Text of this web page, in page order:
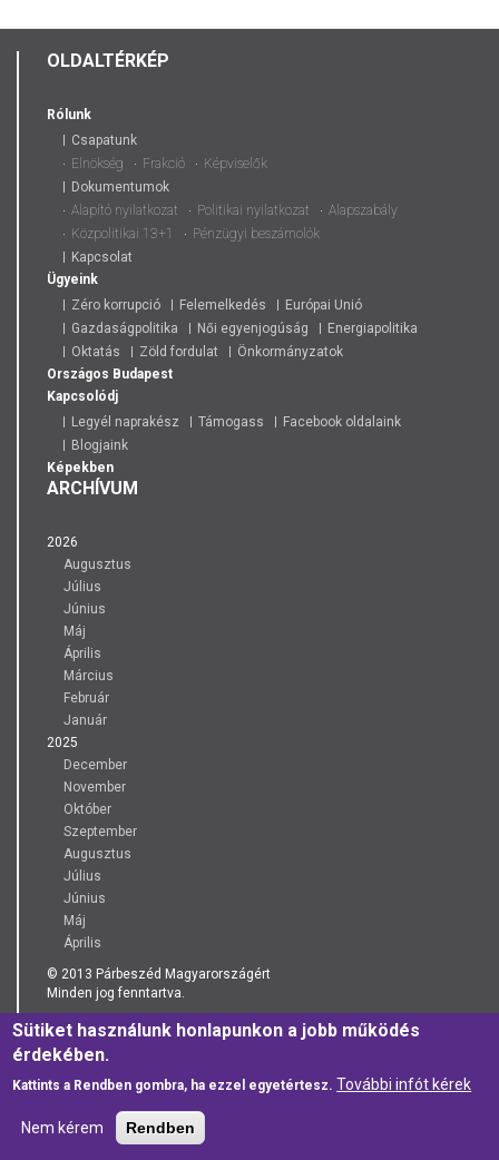
OLDALTÉRKÉP
Rólunk
Csapatunk
Elnökség
Frakció
Képviselők
Dokumentumok
Alapító nyilatkozat
Politikai nyilatkozat
Alapszabály
Közpolitikai 13+1
Pénzügyi beszámolók
Kapcsolat
Ügyeink
Zéro korrupció
Felemelkedés
Európai Unió
Gazdaságpolitika
Női egyenjogúság
Energiapolitika
Oktatás
Zöld fordulat
Önkormányzatok
Országos Budapest
Kapcsolódj
Legyél naprakész
Támogass
Facebook oldalaink
Blogjaink
Képekben
ARCHÍVUM
2026
Augusztus
Július
Június
Máj
Április
Március
Február
Január
2025
December
November
Október
Szeptember
Augusztus
Július
Június
Máj
Április
© 2013 Párbeszéd Magyarországért
Minden jog fenntartva.
Adománygyűjtési és Adományszervezési Kódex
Adatkezelési Tájékoztató
Sütiket használunk honlapunkon a jobb működés
érdekében.
Kattints a Rendben gombra, ha ezzel egyetértesz. További infót kérek
Nem kérem Rendben